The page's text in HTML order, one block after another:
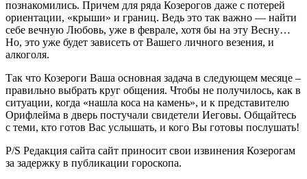
познакомились. Причем для ряда Козерогов даже с потерей
ориентации, «крыши» и границ. Ведь это так важно — найти
себе вечную Любовь, уже в феврале, хотя бы на эту Весну…
Но, это уже будет зависеть от Вашего личного везения, и
алкоголя.
Так что Козероги Ваша основная задача в следующем месяце –
правильно выбрать круг общения. Чтобы не получилось, как в
ситуации, когда «нашла коса на камень», и к представителю
Орифлейма в дверь постучали свидетели Иеговы. Общайтесь
с теми, кто готов Вас услышать, и кого Вы готовы послушать!
P/S Редакция сайта сайт приносит свои извинения Козерогам
за задержку в публикации гороскопа.